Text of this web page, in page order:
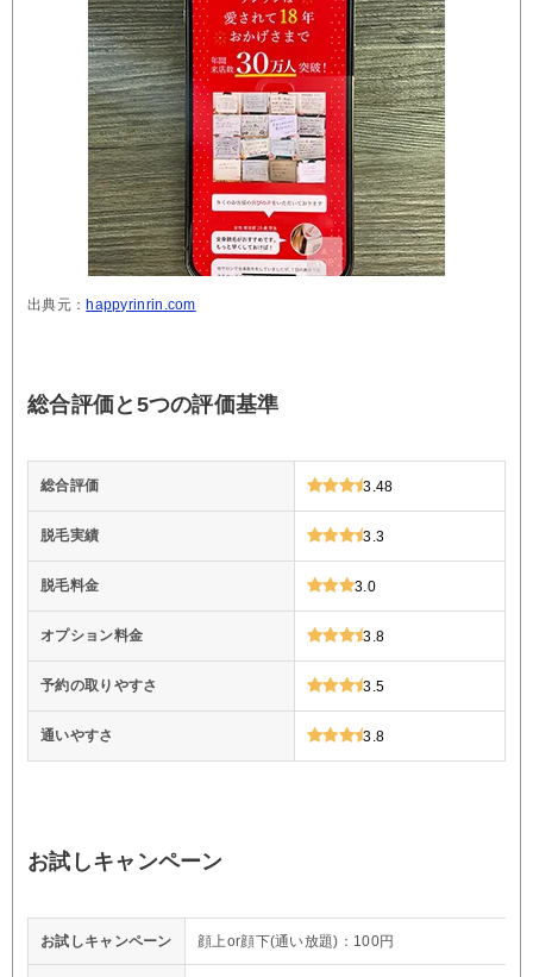
出典元： happyrinrin.com
総合評価と5つの評価基準
総合評価 3.48
脱毛実績 3.3
脱毛料金 3.0
オプション料金 3.8
予約の取りやすさ 3.5
通いやすさ 3.8
お試しキャンペーン
お試しキャンペーン 顔上or顔下(通い放題)：100円